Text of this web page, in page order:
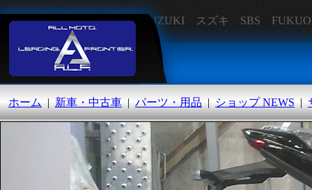
オートランド福岡
SUZUKI スズキ SBS
ホーム | 新車・中古車 | パーツ・用品 | ショップ NEWS |